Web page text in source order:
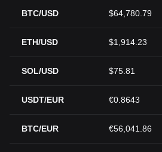
BTC/USD $64,780.79
ETH/USD $1,914.23
SOL/USD $75.81
USDT/EUR €0.8643
BTC/EUR €56,041.86